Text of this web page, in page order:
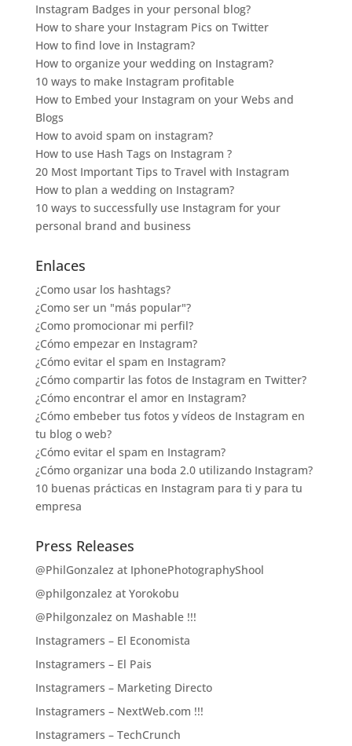
Instagram Badges in your personal blog?
How to share your Instagram Pics on Twitter
How to find love in Instagram?
How to organize your wedding on Instagram?
10 ways to make Instagram profitable
How to Embed your Instagram on your Webs and
Blogs
How to avoid spam on instagram?
How to use Hash Tags on Instagram ?
20 Most Important Tips to Travel with Instagram
How to plan a wedding on Instagram?
10 ways to successfully use Instagram for your
personal brand and business
Enlaces
¿Como usar los hashtags?
¿Como ser un "más popular"?
¿Como promocionar mi perfil?
¿Cómo empezar en Instagram?
¿Cómo evitar el spam en Instagram?
¿Cómo compartir las fotos de Instagram en Twitter?
¿Cómo encontrar el amor en Instagram?
¿Cómo embeber tus fotos y vídeos de Instagram en
tu blog o web?
¿Cómo evitar el spam en Instagram?
¿Cómo organizar una boda 2.0 utilizando Instagram?
10 buenas prácticas en Instagram para ti y para tu
empresa
Press Releases
@PhilGonzalez at IphonePhotographyShool
@philgonzalez at Yorokobu
@Philgonzalez on Mashable !!!
Instagramers – El Economista
Instagramers – El Pais
Instagramers – Marketing Directo
Instagramers – NextWeb.com !!!
Instagramers – TechCrunch